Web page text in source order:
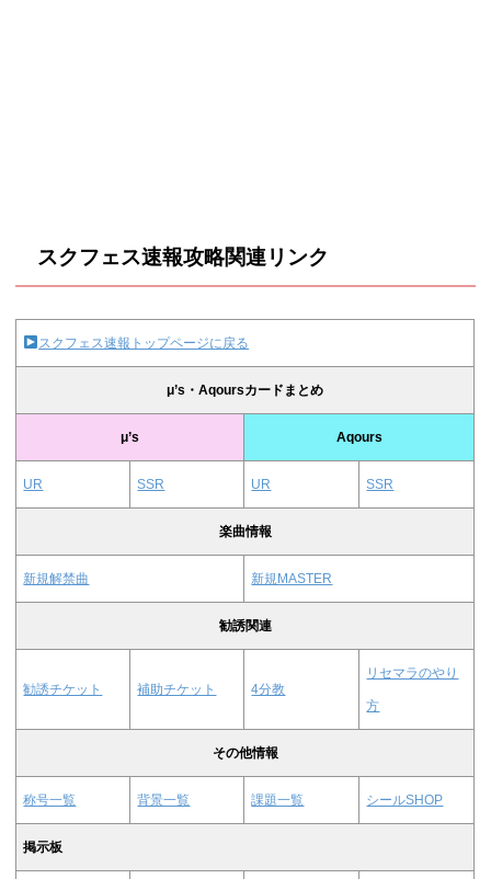
スクフェス速報攻略関連リンク
スクフェス速報トップページに戻る
μ’s・Aqoursカードまとめ
μ’s Aqours
UR SSR UR SSR
楽曲情報
新規解禁曲 新規MASTER
勧誘関連
勧誘チケット 補助チケット 4分教
リセマラのやり
方
その他情報
称号一覧 背景一覧 課題一覧 シールSHOP
掲示板